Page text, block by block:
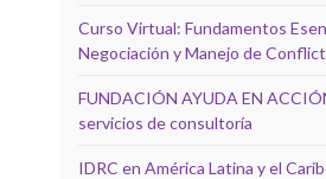
Curso Virtual: Fundamentos
Negociación y Manejo de
FUNDACIÓN AYUDA EN
servicios de consultoría
IDRC en América Latina y el